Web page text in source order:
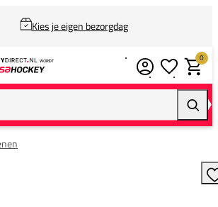
Kies je eigen bezorgdag
0